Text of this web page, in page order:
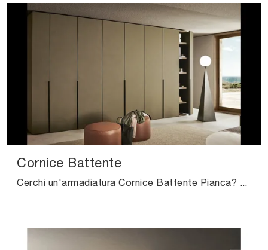
Cornice Battente
Cerchi un'armadiatura Cornice Battente Pianca? Clicca subito! Gli armadi a muro con ante battenti ti aspettano.